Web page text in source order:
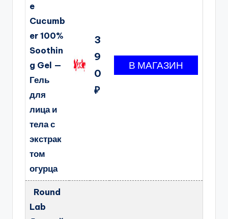
e
Cucumb
er 100%
Soothin
g Gel —
Гель
для
лица и
тела с
экстрак
том
огурца
3
9
0
₽
Round
Lab